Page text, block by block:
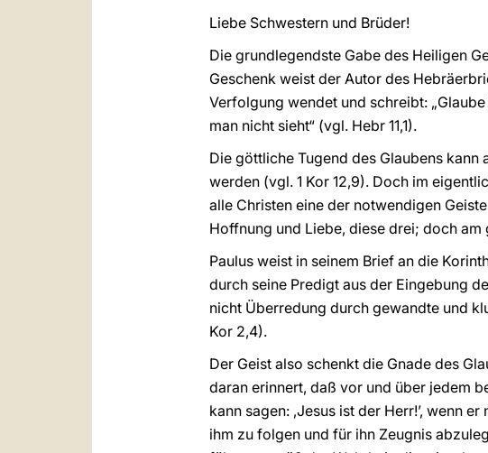
Liebe Schwestern und Brüder!
Die grundlegendste Gabe des Heiligen
Geschenk weist der Autor des
Verfolgung wendet und schreibt:
man nicht sieht“ (vgl. Hebr 11,1).
Die göttliche Tugend des Glaubens
werden (vgl. 1 Kor 12,9). Doch im
alle Christen eine der notwendigen
Hoffnung und Liebe, diese drei; doch am
Paulus weist in seinem Brief an die
durch seine Predigt aus der Eingebung
nicht Überredung durch gewandte und
Kor 2,4).
Der Geist also schenkt die Gnade des
daran erinnert, daß vor und über jedem
kann sagen: ‚Jesus ist der Herr!’, wenn
ihm zu folgen und für ihn Zeugnis